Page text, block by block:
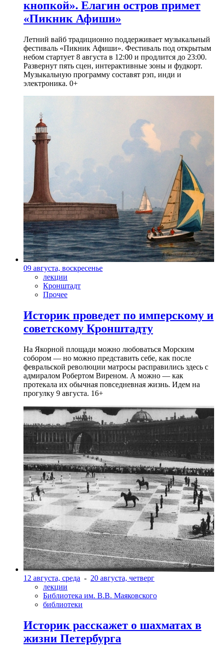
кнопкой». Елагин остров примет
«Пикник Афиши»
Летний вайб традиционно поддерживает музыкальный
фестиваль «Пикник Афиши». Фестиваль под открытым
небом стартует 8 августа в 12:00 и продлится до 23:00.
Развернут пять сцен, интерактивные зоны и фудкорт.
Музыкальную программу составят рэп, инди и
электроника. 0+
09 августа, воскресенье
лекции
Кронштадт
Прочее
Историк проведет по имперскому и
советскому Кронштадту
На Якорной площади можно любоваться Морским
собором — но можно представить себе, как после
февральской революции матросы расправились здесь с
адмиралом Робертом Виреном. А можно — как
протекала их обычная повседневная жизнь. Идем на
прогулку 9 августа. 16+
12 августа, среда - 20 августа, четверг
лекции
Библиотека им. В.В. Маяковского
библиотеки
Историк расскажет о шахматах в
жизни Петербурга